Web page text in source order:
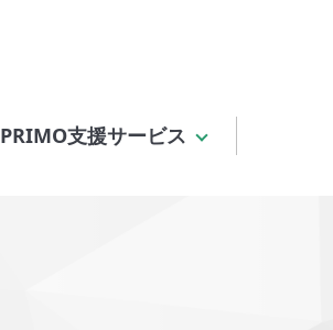
PRIMO支援サービス